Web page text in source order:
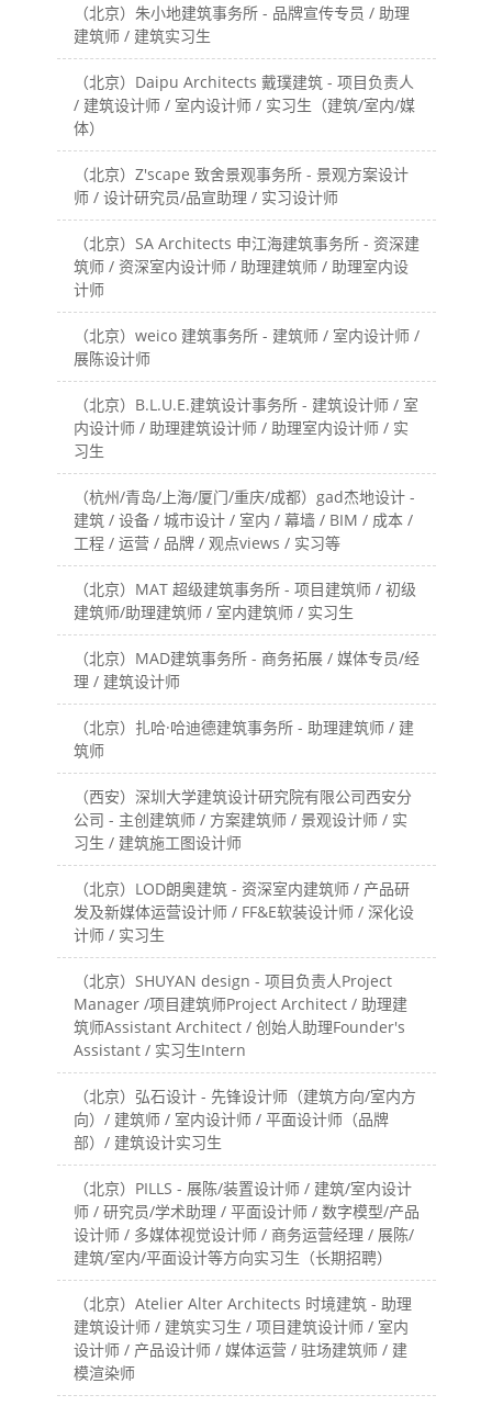
（北京）朱小地建筑事务所 - 品牌宣传专员 / 助理
建筑师 / 建筑实习生
（北京）Daipu Architects 戴璞建筑 - 项目负责人
/ 建筑设计师 / 室内设计师 / 实习生（建筑/室内/媒
体）
（北京）Z'scape 致舍景观事务所 - 景观方案设计
师 / 设计研究员/品宣助理 / 实习设计师
（北京）SA Architects 申江海建筑事务所 - 资深建
筑师 / 资深室内设计师 / 助理建筑师 / 助理室内设
计师
（北京）weico 建筑事务所 - 建筑师 / 室内设计师 /
展陈设计师
（北京）B.L.U.E.建筑设计事务所 - 建筑设计师 / 室
内设计师 / 助理建筑设计师 / 助理室内设计师 / 实
习生
（杭州/青岛/上海/厦门/重庆/成都）gad杰地设计 -
建筑 / 设备 / 城市设计 / 室内 / 幕墙 / BIM / 成本 /
工程 / 运营 / 品牌 / 观点views / 实习等
（北京）MAT 超级建筑事务所 - 项目建筑师 / 初级
建筑师/助理建筑师 / 室内建筑师 / 实习生
（北京）MAD建筑事务所 - 商务拓展 / 媒体专员/经
理 / 建筑设计师
（北京）扎哈·哈迪德建筑事务所 - 助理建筑师 / 建
筑师
（西安）深圳大学建筑设计研究院有限公司西安分
公司 - 主创建筑师 / 方案建筑师 / 景观设计师 / 实
习生 / 建筑施工图设计师
（北京）LOD朗奥建筑 - 资深室内建筑师 / 产品研
发及新媒体运营设计师 / FF&E软装设计师 / 深化设
计师 / 实习生
（北京）SHUYAN design - 项目负责人Project
Manager /项目建筑师Project Architect / 助理建
筑师Assistant Architect / 创始人助理Founder's
Assistant / 实习生Intern
（北京）弘石设计 - 先锋设计师（建筑方向/室内方
向）/ 建筑师 / 室内设计师 / 平面设计师（品牌
部）/ 建筑设计实习生
（北京）PILLS - 展陈/装置设计师 / 建筑/室内设计
师 / 研究员/学术助理 / 平面设计师 / 数字模型/产品
设计师 / 多媒体视觉设计师 / 商务运营经理 / 展陈/
建筑/室内/平面设计等方向实习生（长期招聘）
（北京）Atelier Alter Architects 时境建筑 - 助理
建筑设计师 / 建筑实习生 / 项目建筑设计师 / 室内
设计师 / 产品设计师 / 媒体运营 / 驻场建筑师 / 建
模渲染师